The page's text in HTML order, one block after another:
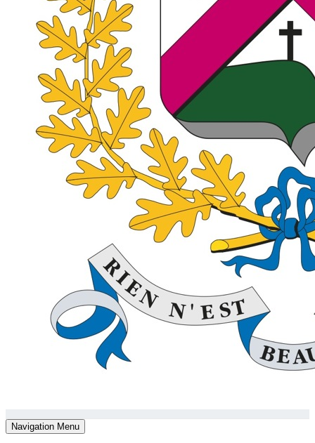
Toggle
navigation
Navigation Menu